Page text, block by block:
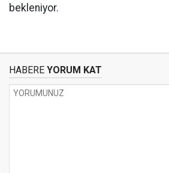
bekleniyor.
HABERE YORUM KAT